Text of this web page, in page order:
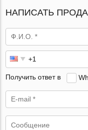
НАПИСАТЬ
Получить ответ в